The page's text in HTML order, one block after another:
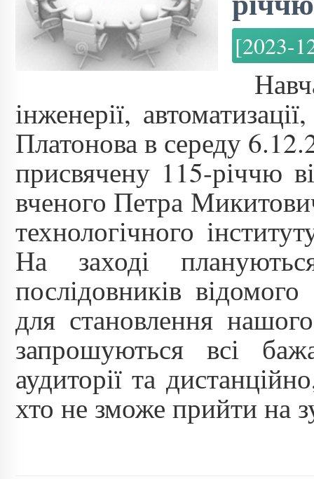
[2023-
інженерії,
Платонова в середу
присвячену 115-річчю
вченого Петра
технологічного
На заході
послідовників
для становлення
запрошуються всі
аудиторії та
хто не зможе прийти на